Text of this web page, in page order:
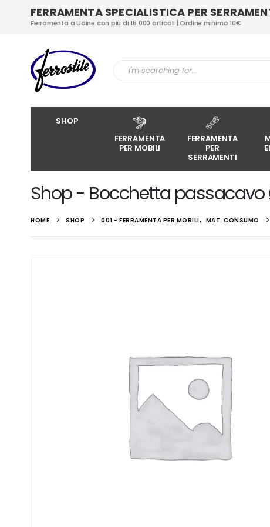
FERRAMENTA SPECIALISTICA PER
Ferramenta a Udine con più di 15.000 articoli | Ordine minimo 10€
SHOP
FERRAMENTA
PER MOBILI
FERRAMENTA
PER
SERRAMENTI
Shop - Bocchetta
HOME SHOP 001 - FERRAMENTA PER MOBILI, MAT. CONSUMO